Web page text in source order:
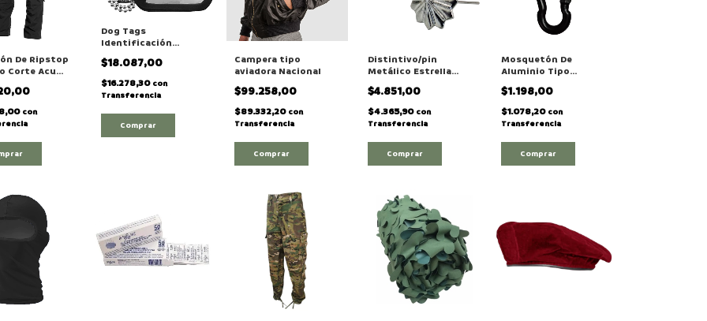
De Ripstop
Corte Acu
Poliéster"
con
Dog Tags
Identificación
militar originales
U.S.A. "Grabado a
Golpe"
$18.087,00
$16.278,30 con
Transferencia
Campera tipo
aviadora Nacional
$99.258,00
$89.332,20 con
Transferencia
Comprar
Distintivo/pin
Metálico Estrella
Oficial Plateada /
Dorada
$4.851,00
$4.365,90 con
Transferencia
Comprar
Mosquetón De
Aluminio Tipo
Bombero Nro 7
$1.198,00
$1.078,20 con
Transferencia